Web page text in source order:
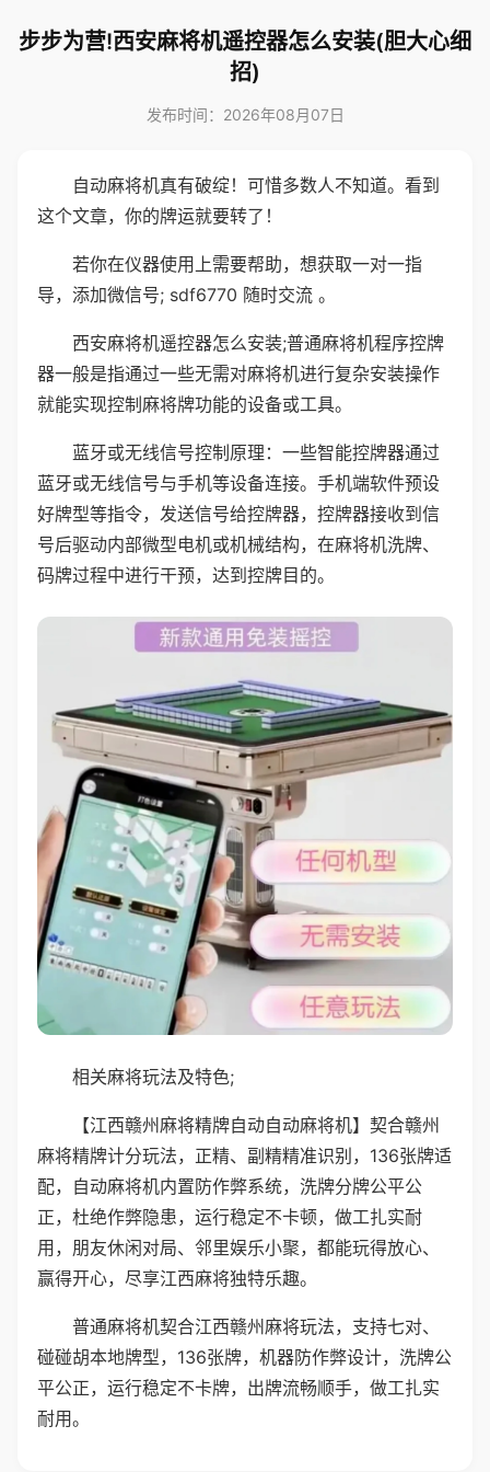
步步为营!西安麻将机遥控器怎么安装(胆大心细
招)
发布时间：2026年08月07日
自动麻将机真有破绽！可惜多数人不知道。看到
这个文章，你的牌运就要转了！
若你在仪器使用上需要帮助，想获取一对一指
导，添加微信号; sdf6770 随时交流 。
西安麻将机遥控器怎么安装;普通麻将机程序控牌
器一般是指通过一些无需对麻将机进行复杂安装操作
就能实现控制麻将牌功能的设备或工具。
蓝牙或无线信号控制原理：一些智能控牌器通过
蓝牙或无线信号与手机等设备连接。手机端软件预设
好牌型等指令，发送信号给控牌器，控牌器接收到信
号后驱动内部微型电机或机械结构，在麻将机洗牌、
码牌过程中进行干预，达到控牌目的。
相关麻将玩法及特色;
【江西赣州麻将精牌自动自动麻将机】契合赣州
麻将精牌计分玩法，正精、副精精准识别，136张牌适
配，自动麻将机内置防作弊系统，洗牌分牌公平公
正，杜绝作弊隐患，运行稳定不卡顿，做工扎实耐
用，朋友休闲对局、邻里娱乐小聚，都能玩得放心、
赢得开心，尽享江西麻将独特乐趣。
普通麻将机契合江西赣州麻将玩法，支持七对、
碰碰胡本地牌型，136张牌，机器防作弊设计，洗牌公
平公正，运行稳定不卡牌，出牌流畅顺手，做工扎实
耐用。